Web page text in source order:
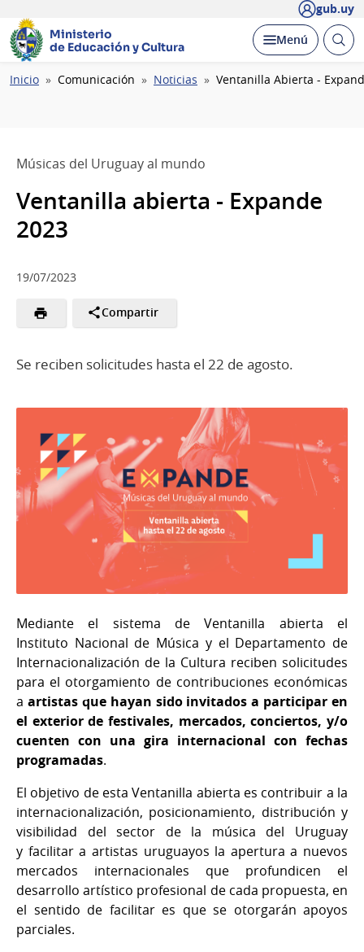
gub.uy
Ministerio
de Educación y Cultura
Desplegar
Menú Abrir
Ruta
Inicio Comunicación Noticias Ventanilla Abierta -
Músicas del Uruguay al mundo
Ventanilla abierta - Expande
2023
19/07/2023
Compartir
Se reciben solicitudes hasta el 22 de agosto.
Mediante el sistema de Ventanilla abierta el
Instituto Nacional de Música y el Departamento de
Internacionalización de la Cultura reciben solicitudes
para el otorgamiento de contribuciones económicas
a artistas que hayan sido invitados a participar en
el exterior de festivales, mercados, conciertos, y/o
cuenten con una gira internacional con fechas
programadas.
El objetivo de esta Ventanilla abierta es contribuir a la
internacionalización, posicionamiento, distribución y
visibilidad del sector de la música del Uruguay
y facilitar a artistas uruguayos la apertura a nuevos
mercados internacionales que profundicen el
desarrollo artístico profesional de cada propuesta, en
el sentido de facilitar es que se otorgarán apoyos
parciales.